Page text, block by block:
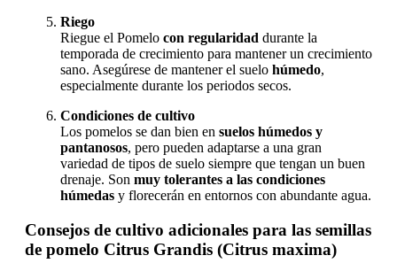
Riego
Riegue el Pomelo con regularidad durante la
temporada de crecimiento para mantener un crecimiento
sano. Asegúrese de mantener el suelo húmedo,
especialmente durante los periodos secos.
Condiciones de cultivo
Los pomelos se dan bien en suelos húmedos y
pantanosos, pero pueden adaptarse a una gran
variedad de tipos de suelo siempre que tengan un buen
drenaje. Son muy tolerantes a las condiciones
húmedas y florecerán en entornos con abundante agua.
Consejos de cultivo adicionales para las semillas
de pomelo Citrus Grandis (Citrus maxima)